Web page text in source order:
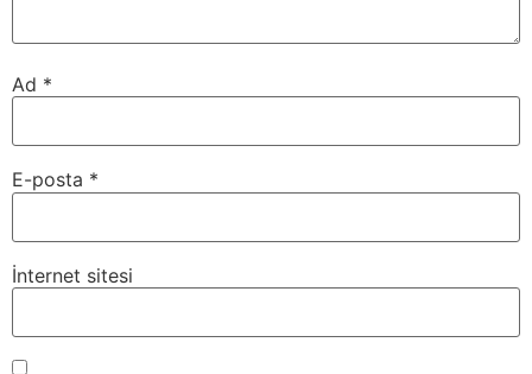
Ad *
E-posta *
İnternet sitesi